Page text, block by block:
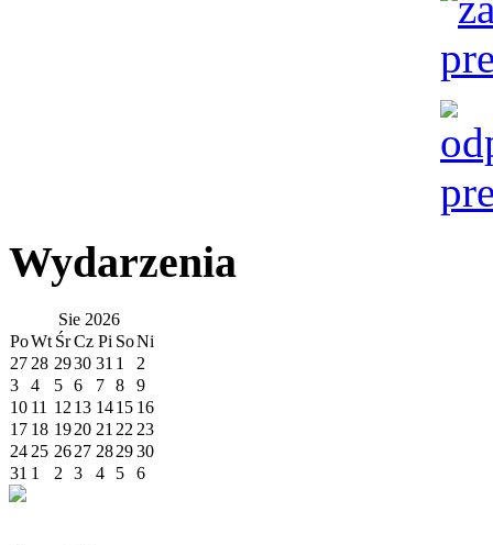
Wydarzenia
Sie 2026
PoWt ŚrCz Pi SoNi
27 28 2930 31 1
2
3
4 5 6 7 8
9
10 11 12 13 1415 16
17 18 1920 21 22 23
24 25 2627 282930
31 1 2 3 4 5 6